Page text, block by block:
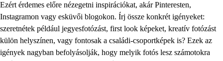
Ezért érdemes előre nézegetni inspirációkat, akár Pinteresten,
Instagramon vagy esküvői blogokon. Írj össze konkrét igényeket:
szeretnétek például jegyesfotózást, first look képeket, kreatív fotózást
külön helyszínen, vagy fontosak a családi-csoportképek is? Ezek az
igények nagyban befolyásolják, hogy melyik fotós lesz számotokra